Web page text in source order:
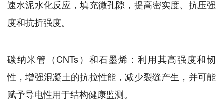
速水泥水化反应，填充微孔隙，提高密实度、抗压强
度和抗折强度。
碳纳米管（CNTs）和石墨烯：利用其高强度和韧
性，增强混凝土的抗拉性能，减少裂缝产生，并可能
赋予导电性用于结构健康监测。